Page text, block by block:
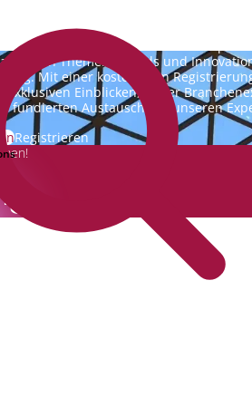
ist die
Themen, Trends und
Mit einer kostenlosen
exklusiven Einblicken, hoher
fundierten Austausch mit unseren
Registrieren